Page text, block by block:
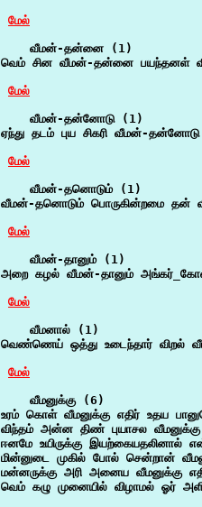
மேல்
    வீமன்-தன்னை (1)
வெம் சின வீமன்-தன்னை பயந்தனள்
மேல்
    வீமன்-தன்னோடு (1)
ஏந்து தடம் புய சிகரி வீமன்-
மேல்
    வீமன்-தனொடும் (1)
வீமன்-தனொடும் பொருகின்றமை தன்
மேல்
    வீமன்-தானும் (1)
அறை கழல் வீமன்-தானும்
மேல்
    வீமனால் (1)
வெண்ணெய் ஒத்து உடைந்தார் விறல்
மேல்
    வீமனுக்கு (6)
உரம் கொள் வீமனுக்கு எதிர் உதய
விந்தம் அன்ன திண் புயாசல
ஈனமே உயிருக்கு
மின்னுடை முகில் போல் சென்றான்
மன்னருக்கு அரி அனைய வீமனுக்கு
வெம் கழு முனையில் விழாமல் ஓர்